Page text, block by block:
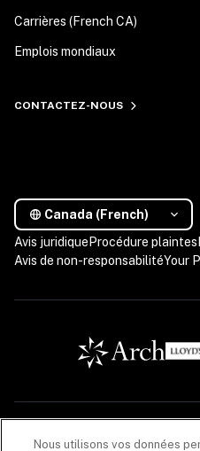
Carrières (French CA)
Emplois mondiaux
CONTACTEZ-NOUS
Canada (French)
Avis juridique Procédure plaintes
Avis de non-responsabilitéYour
Nous utilisons vos données